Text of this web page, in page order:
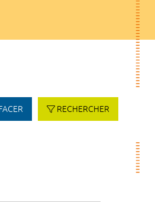
RECHERCHER